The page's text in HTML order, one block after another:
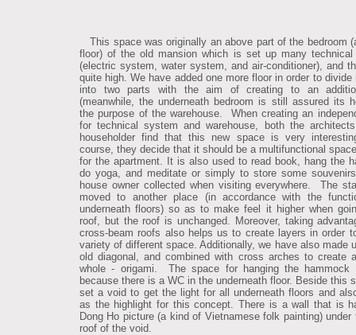
This space was originally an above part of the bedroom
floor) of the old mansion which is set up many technical
(electric system, water system, and air-conditioner), and
quite high. We have added one more floor in order to divide
into two parts with the aim of creating to an
(meanwhile, the underneath bedroom is still assured its
the purpose of the warehouse. When creating an
for technical system and warehouse, both the
householder find that this new space is very
course, they decide that it should be a multifunctional
for the apartment. It is also used to read book, hang the
do yoga, and meditate or simply to store some
house owner collected when visiting everywhere. The
moved to another place (in accordance with the
underneath floors) so as to make feel it higher when
roof, but the roof is unchanged. Moreover, taking
cross-beam roofs also helps us to create layers in order
variety of different space. Additionally, we have also made
old diagonal, and combined with cross arches to create
whole - origami. The space for hanging the hammock
because there is a WC in the underneath floor. Beside this
set a void to get the light for all underneath floors and
as the highlight for this concept. There is a wall that is
Dong Ho picture (a kind of Vietnamese folk painting) under
roof of the void.